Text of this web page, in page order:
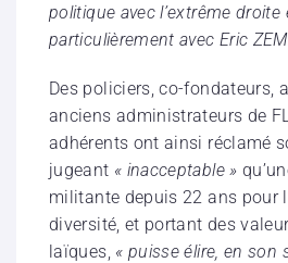
politique avec l’extrême droite
particulièrement avec Eric
Des policiers, co-fondateurs,
anciens administrateurs de
adhérents ont ainsi réclamé
jugeant « inacceptable »
militante depuis 22 ans pour
diversité, et portant des
laïques, « puisse élire, en son